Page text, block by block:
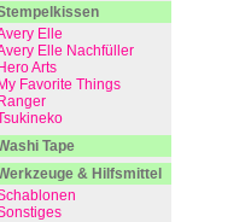
Elle
Elle Nachfüller
Hero Arts
My Favorite Things
Ranger
Tape
& Hilfsmittel